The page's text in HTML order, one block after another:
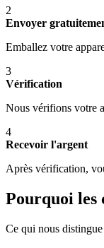
2
Envoyer
Emballez votre
3
Vérification
Nous vérifions votre
4
Recevoir l'argent
Après vérification,
Pourquoi les
Ce qui nous distingue